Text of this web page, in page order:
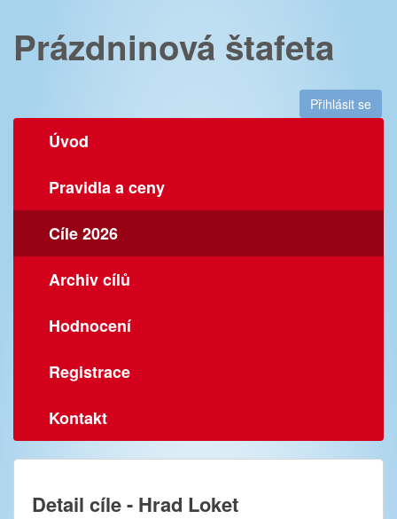
Prázdninová štafeta
Přihlásit se
Úvod
Pravidla a ceny
Cíle 2026
Archiv cílů
Hodnocení
Registrace
Kontakt
Detail cíle - Hrad Loket